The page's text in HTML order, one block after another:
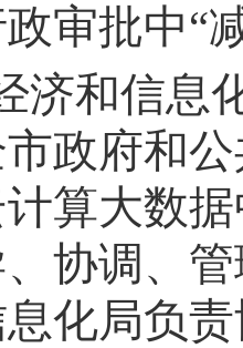
审批中“
济和信息
政府和
算大数
协调、
化局负